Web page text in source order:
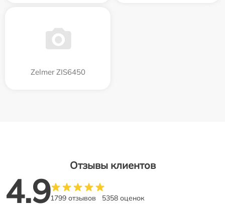
Zelmer ZIS6450
Отзывы клиентов
4.91799 отзывов 5358 оценок